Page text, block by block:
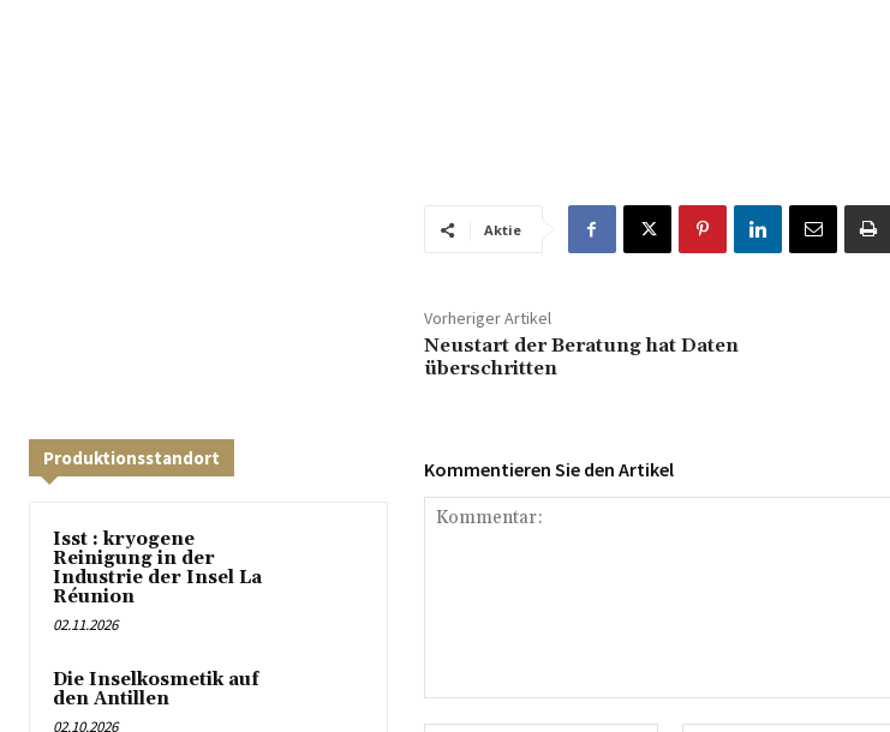
Aktie
Vorheriger Artikel
Neustart der Beratung hat Daten
überschritten
Produktionsstandort
Isst : kryogene
Reinigung in der
Industrie der Insel La
Réunion
02.11.2026
Die Inselkosmetik auf
den Antillen
02.10.2026
Kommentieren Sie den Artikel